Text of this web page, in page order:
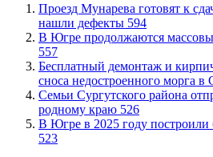
​Проезд Мунарева готовят к
нашли дефекты 594
​В Югре продолжаются
557
​Бесплатный демонтаж и
сноса недостроенного морга в
​Семьи Сургутского района
родному краю 526
​В Югре в 2025 году построили
523